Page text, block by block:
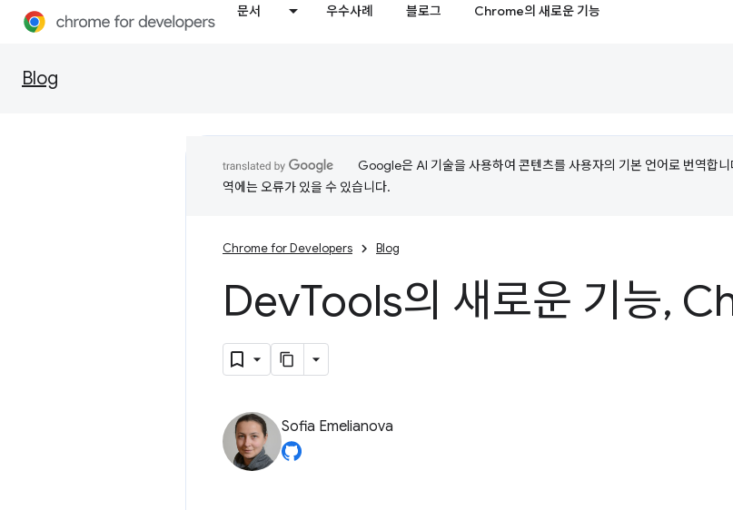
문서 우수사례 블로그 Chrome의 새로운 기능
Blog
Google은 AI 기술을 사용하여 콘텐츠를 사용자의 기본 언어로 번역합니
역에는 오류가 있을 수 있습니다.
Chrome for Developers Blog
DevTools의 새로운 기능,
Sofia Emelianova